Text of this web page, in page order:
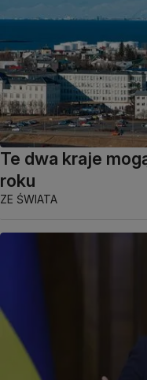
Te dwa kraje
roku
ZE ŚWIATA